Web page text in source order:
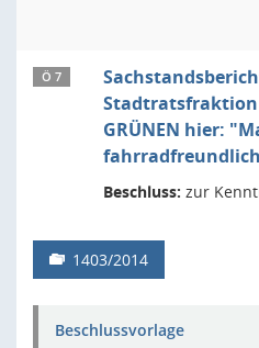
Ö 7
Stadtratsfraktion
GRÜNEN hier:
Beschluss: zur
1403/2014
Beschlussvorlage